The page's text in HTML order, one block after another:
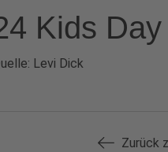
Kids
Levi Dick
Zurück